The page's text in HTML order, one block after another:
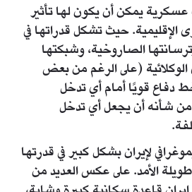
عسكرية يمكن أن يكون لها تأثير
الإقليمية. حيث تشكل قدراتها في
الصاروخية، وشبكتها
الوكلائية (على الرغم من بعض
دفاع قويًا أمام أي تدخل
شأنه أن يجعل أي تدخل
لإيران بشكل كبير في قدرتها
الأمد. على عكس العديد من